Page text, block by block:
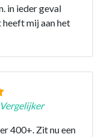
in ieder geval
mij aan het
400+. Zit nu een